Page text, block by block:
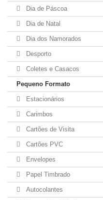
Dia de Páscoa
Dia de Natal
Dia dos Namorados
Desporto
Coletes e Casacos
Pequeno Formato
Estacionários
Carimbos
Cartões de Visita
Cartões PVC
Envelopes
Papel Timbrado
Autocolantes